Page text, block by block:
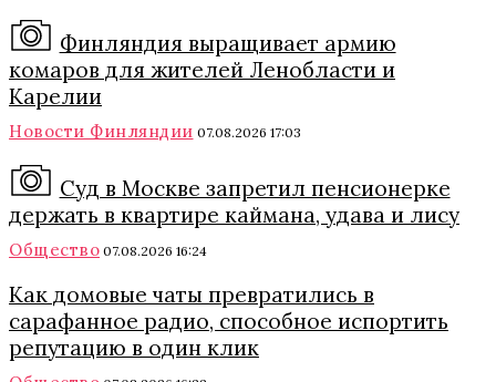
Финляндия выращивает армию
комаров для жителей Ленобласти и
Карелии
Новости Финляндии 07.08.2026 17:03
Суд в Москве запретил пенсионерке
держать в квартире каймана, удава и лису
Общество 07.08.2026 16:24
Как домовые чаты превратились в
сарафанное радио, способное испортить
репутацию в один клик